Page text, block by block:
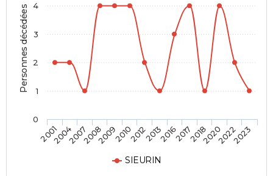
Personnes décédées
SIEURIN
20012004200720082009201020122013201620172018202020222023
0
1
2
3
4